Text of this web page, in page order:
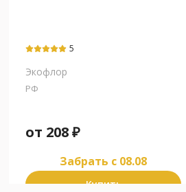
5
Экофлор
РФ
от 208₽
Забрать c 08.08
Купить